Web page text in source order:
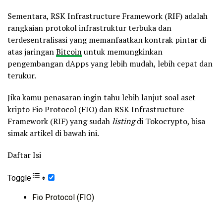
Sementara, RSK Infrastructure Framework (RIF) adalah
rangkaian protokol infrastruktur terbuka dan
terdesentralisasi yang memanfaatkan kontrak pintar di
atas jaringanBitcoinuntuk memungkinkan
pengembangan dApps yang lebih mudah, lebih cepat dan
terukur.
Jika kamu penasaran ingin tahu lebih lanjut soal aset
kripto Fio Protocol (FIO) dan RSK Infrastructure
Framework (RIF) yang sudahlistingdi Tokocrypto, bisa
simak artikel di bawah ini.
Daftar Isi
Toggle
Fio Protocol (FIO)